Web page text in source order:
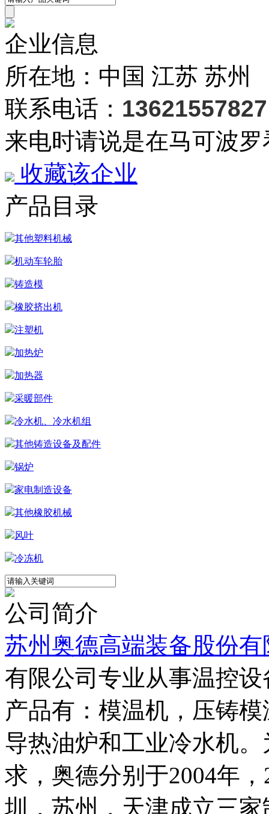
企业信息
所在地：中国 江苏 苏州
联系电话： 13621557827
来电时请说是在马可波
收藏该企业
产品目录
其他塑料机械
机动车轮胎
铸造模
橡胶挤出机
注塑机
加热炉
加热器
采暖部件
冷水机、冷水机组
其他铸造设备及配件
锅炉
家电制造设备
其他橡胶机械
风叶
冷冻机
公司简介
苏州奥德高端装备股份有
有限公司专业从事温控
产品有：模温机，压铸
导热油炉和工业冷水机
求，奥德分别于2004年